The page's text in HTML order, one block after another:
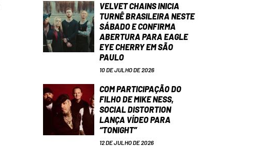
VELVET CHAINS INICIA
TURNÊ BRASILEIRA NESTE
SÁBADO E CONFIRMA
ABERTURA PARA EAGLE
EYE CHERRY EM SÃO
PAULO
10 DE JULHO DE 2026
COM PARTICIPAÇÃO DO
FILHO DE MIKE NESS,
SOCIAL DISTORTION
LANÇA VÍDEO PARA
“TONIGHT”
12 DE JULHO DE 2026